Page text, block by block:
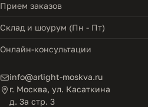
Прием заказов
Склад и шоурум (Пн - Пт)
Онлайн-консультации
info@arlight-moskva.ru
г. Москва, ул. Касаткина
д. 3а стр. 3